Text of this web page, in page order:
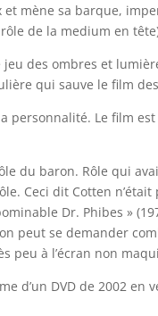
mène sa barque,
de la medium en
des ombres et
qui sauve le film
personnalité. Le film
du baron. Rôle qui
Ceci dit Cotten
Dr. Phibes »
peut se demander
peu à l’écran non
d’un DVD de 2002 en